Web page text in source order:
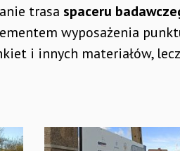
trasa spaceru
wyposażenia
i innych materiałów,